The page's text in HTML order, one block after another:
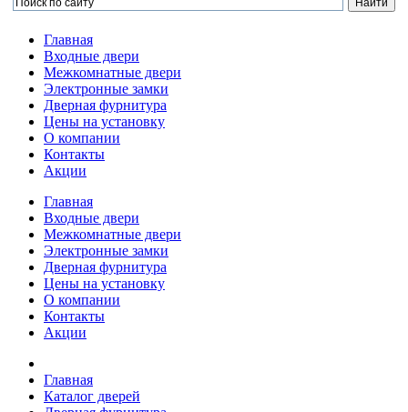
Главная
Входные двери
Межкомнатные двери
Электронные замки
Дверная фурнитура
Цены на установку
О компании
Контакты
Акции
Главная
Входные двери
Межкомнатные двери
Электронные замки
Дверная фурнитура
Цены на установку
О компании
Контакты
Акции
Главная
Каталог дверей